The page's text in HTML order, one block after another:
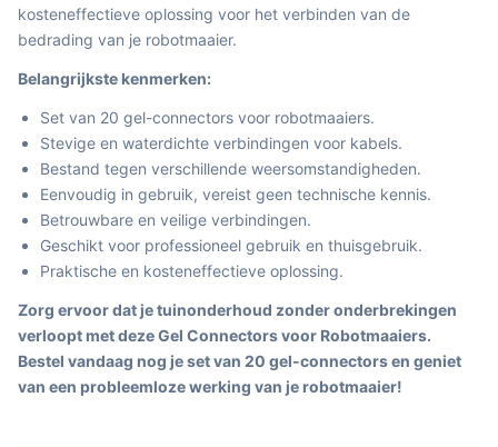
kosteneffectieve oplossing voor het verbinden van de
bedrading van je robotmaaier.
Belangrijkste kenmerken:
Set van 20 gel-connectors voor robotmaaiers.
Stevige en waterdichte verbindingen voor kabels.
Bestand tegen verschillende weersomstandigheden.
Eenvoudig in gebruik, vereist geen technische kennis.
Betrouwbare en veilige verbindingen.
Geschikt voor professioneel gebruik en thuisgebruik.
Praktische en kosteneffectieve oplossing.
Zorg ervoor dat je tuinonderhoud zonder onderbrekingen
verloopt met deze Gel Connectors voor Robotmaaiers.
Bestel vandaag nog je set van 20 gel-connectors en geniet
van een probleemloze werking van je robotmaaier!